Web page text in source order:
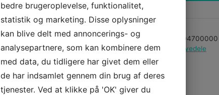
AM
ONRD
HERITAGE
ENAMEL
14OZ
antal
Varenummer (SKU):
B104700000
Kategorier:PWC Reservedele
bedre brugeroplevelse, funktionalitet,
statistik og marketing. Disse oplysninger
kan blive delt med annoncerings- og
analysepartnere, som kan kombinere dem
med data, du tidligere har givet dem eller
de har indsamlet gennem din brug af deres
tjenester. Ved at klikke på 'OK' giver du